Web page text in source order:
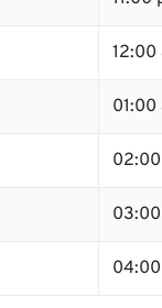
12:00
01:00
02:00
03:00
04:00